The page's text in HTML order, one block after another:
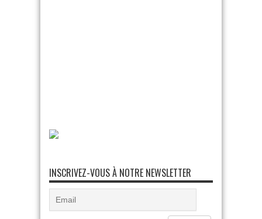
INSCRIVEZ-VOUS À NOTRE NEWSLETTER